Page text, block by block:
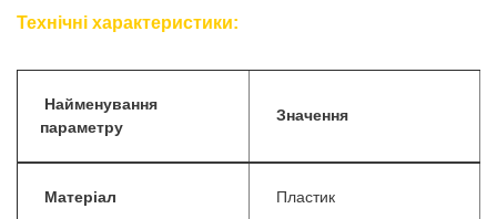
Технічні характеристики:
Найменування
параметру
Значення
Матеріал Пластик